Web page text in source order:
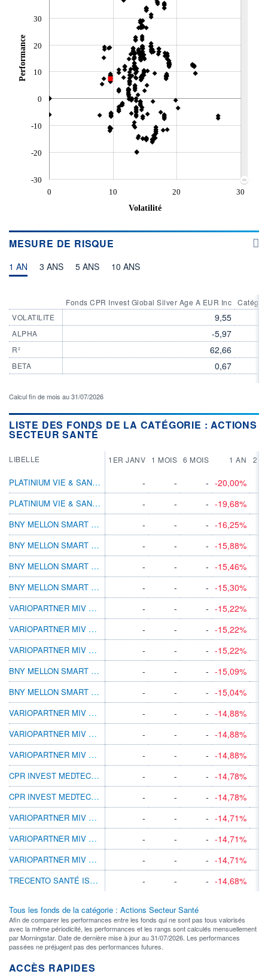
+ PORTEFEUILLE
-30
-20
-10
0
10
20
30
Performance
0 10 20
30
Volatilité
MESURE DE RISQUE
1 AN 3 ANS 5 ANS 10 ANS
VOLATILITE
ALPHA
R²
BETA
Fonds CPR Invest Global Silver Age A EUR Inc
9,55
-5,97
62,66
0,67
Calcul fin de mois au 31/07/2026
LISTE DES FONDS DE LA CATÉGORIE : ACTIONS
SECTEUR SANTÉ
LIBELLE 1ER JANV 1 MOIS 6 MOIS 1 AN 2
PLATINIUM VIE & SANTÉ G - - - -20,00%
PLATINIUM VIE & SANTÉ I
- - - -19,68%
BNY MELLON SMART CURES INNVT USD A ACC
- - - -16,25%
BNY MELLON SMART CURES INNVT USD B ACC
- - - -15,88%
BNY MELLON SMART CURES INNVT USD C ACC
- - - -15,46%
BNY MELLON SMART CURES INNVT USD W ACC
- - - -15,30%
VARIOPARTNER MIV GLOBAL MEDTECH P1 CHF
- - - -15,22%
VARIOPARTNER MIV GLOBAL MEDTECH P2 EUR
- - - -15,22%
VARIOPARTNER MIV GLOBAL MEDTECH P3 USD
- - - -15,22%
BNY MELLON SMART CURES INNVT SGD B ACC
- - - -15,09%
BNY MELLON SMART CURES INNVT USD E ACC
- - - -15,04%
VARIOPARTNER MIV GLOBAL MEDTECH N3 USD
- - - -14,88%
VARIOPARTNER MIV GLOBAL MEDTECH N1 CHF
- - - -14,88%
VARIOPARTNER MIV GLOBAL MEDTECH N2 EUR
- - - -14,88%
CPR INVEST MEDTECH A EUR ACC
- - - -14,78%
CPR INVEST MEDTECH A EUR INC
- - - -14,78%
VARIOPARTNER MIV GLOBAL MEDTECH I1 CHF
- - - -14,71%
VARIOPARTNER MIV GLOBAL MEDTECH I2 EUR
- - - -14,71%
VARIOPARTNER MIV GLOBAL MEDTECH I3 USD
- - - -14,71%
TRECENTO SANTÉ ISR R USD
- - - -14,68%
Tous les fonds de la catégorie : Actions Secteur Santé
Afin de comparer les performances entre les fonds qui ne sont pas tous valorisés
avec la même périodicité, les performances et les rangs sont calculés mensuellement
par Morningstar. Date de dernière mise à jour au 31/07/2026. Les performances
passées ne préjugent pas des performances futures.
ACCÈS RAPIDES